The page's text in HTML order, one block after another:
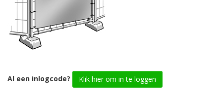
Al een inlogcode? Klik hier om in te loggen